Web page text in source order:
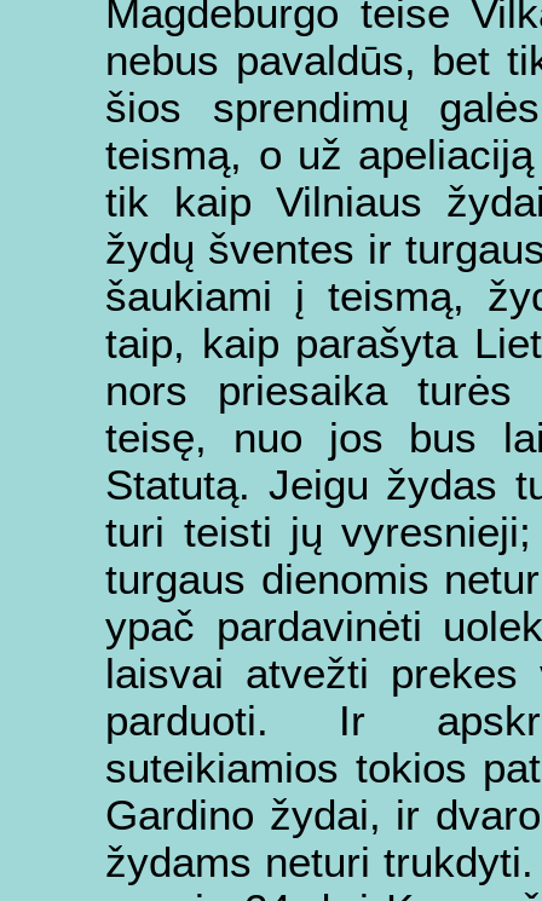
Magdeburgo teise
nebus pavaldūs, bet
šios sprendimų
teismą, o už
tik kaip Vilniaus
žydų šventes ir
šaukiami į teismą,
taip, kaip parašyta
nors priesaika turės
teisę, nuo jos bus
Statutą. Jeigu žydas
turi teisti jų
turgaus dienomis
ypač pardavinėti
laisvai atvežti
parduoti. Ir
suteikiamios tokios
Gardino žydai, ir
žydams neturi